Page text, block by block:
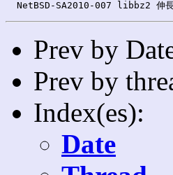
Prev by
Prev by
Index(es):
Date